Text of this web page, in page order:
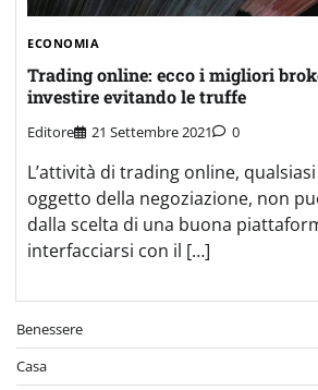
ECONOMIA
Trading online: ecco i migliori
investire evitando le truffe
Editore 21 Settembre 2021 0
L’attività di trading online,
oggetto della negoziazione, non
dalla scelta di una buona
interfacciarsi con il […]
Benessere
Casa